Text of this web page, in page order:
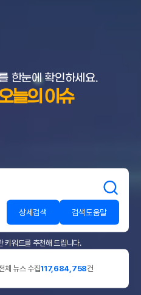
한눈에 확인하세요.
늘의 이슈
상세검색 검색도움말
키워드를 추천해 드립니다.
체 뉴스 수집117,684,758건